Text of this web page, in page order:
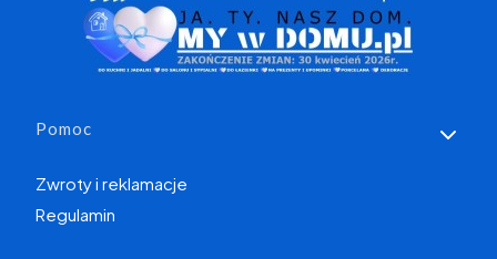
Linki w stopce
Pomoc
Zwroty i reklamacje
Regulamin